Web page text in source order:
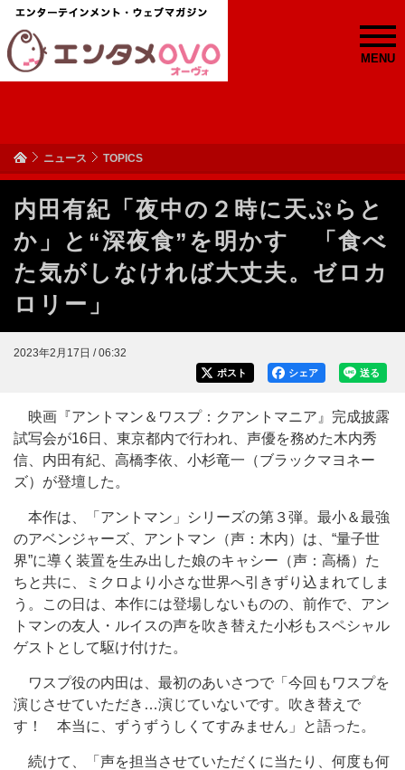
MENU
ニュース TOPICS
内田有紀「夜中の２時に天ぷらと
か」と“深夜食”を明かす 「食べ
た気がしなければ大丈夫。ゼロカ
ロリー」
2023年2月17日 / 06:32
送る
シェア
ポスト
映画『アントマン＆ワスプ：クアントマニア』完成披露
試写会が16日、東京都内で行われ、声優を務めた木内秀
信、内田有紀、高橋李依、小杉竜一（ブラックマヨネー
ズ）が登壇した。
本作は、「アントマン」シリーズの第３弾。最小＆最強
のアベンジャーズ、アントマン（声：木内）は、“量子世
界”に導く装置を生み出した娘のキャシー（声：高橋）た
ちと共に、ミクロより小さな世界へ引きずり込まれてしま
う。この日は、本作には登場しないものの、前作で、アン
トマンの友人・ルイスの声を吹き替えた小杉もスペシャル
ゲストとして駆け付けた。
ワスプ役の内田は、最初のあいさつで「今回もワスプを
演じさせていただき…演じていないです。吹き替えで
す！ 本当に、ずうずうしくてすみません」と語った。
続けて、「声を担当させていただくに当たり、何度も何